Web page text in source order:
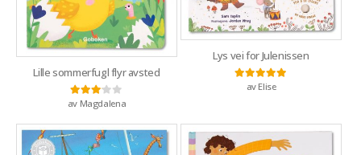
Lille sommerfugl flyr avsted
Vurdert3av 5
av Magdalena
Lys vei for Julenissen
Vurdert5
av Elise